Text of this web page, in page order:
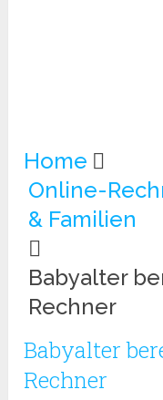
Home
Online-
& Familien
Babyalter
Rechner
Babyalter
Rechner